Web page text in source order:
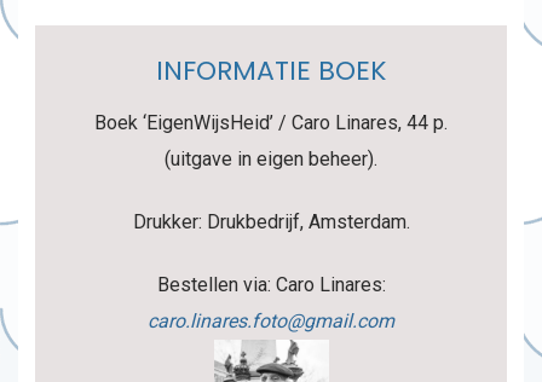
INFORMATIE BOEK
Boek ‘EigenWijsHeid’ / Caro Linares, 44 p.
(uitgave in eigen beheer).
Drukker: Drukbedrijf, Amsterdam.
Bestellen via: Caro Linares:
caro.linares.foto@gmail.com